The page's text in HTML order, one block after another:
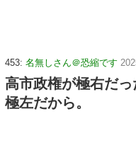
453: 名無しさん＠恐縮です
高市政権が極右だ
極左だから。